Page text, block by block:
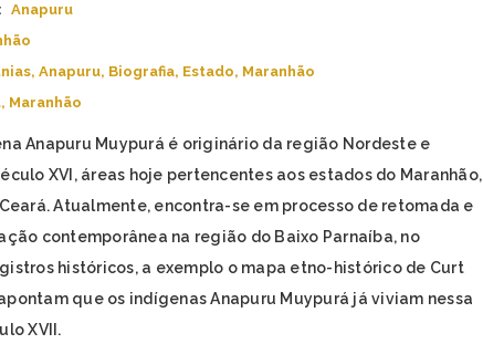
Anapuru
, Anapuru, Biografia, Estado, Maranhão
, Maranhão
Anapuru Muypurá é originário da região Nordeste e
XVI, áreas hoje pertencentes aos estados do Maranhão,
Atualmente, encontra-se em processo de retomada e
contemporânea na região do Baixo Parnaíba, no
históricos, a exemplo o mapa etno-histórico de Curt
que os indígenas Anapuru Muypurá já viviam nessa
XVII.